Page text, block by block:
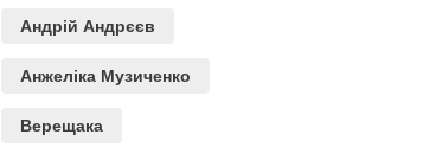
Андрій Андрєєв
Анжеліка Музиченко
Верещака